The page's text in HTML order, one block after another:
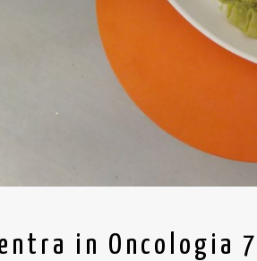
in Oncologia